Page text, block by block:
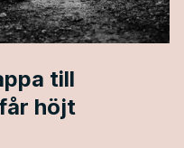
till
höjt